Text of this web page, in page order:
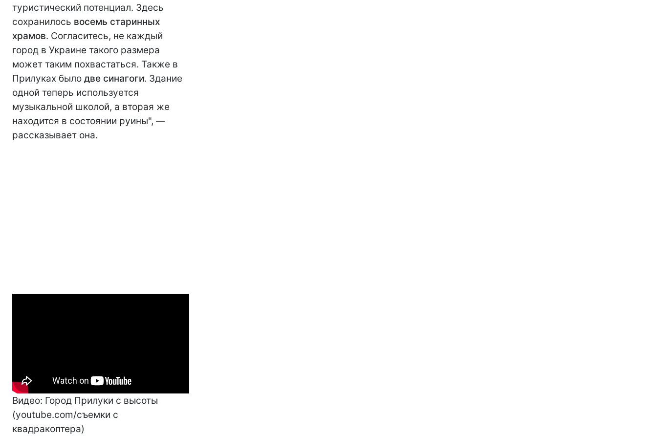
туристический потенциал. Здесь
сохранилось восемь старинных
храмов. Согласитесь, не каждый
город в Украине такого размера
может таким похвастаться. Также в
Прилуках было две синагоги. Здание
одной теперь используется
музыкальной школой, а вторая же
находится в состоянии руины", —
рассказывает она.
Видео: Город Прилуки с высоты
(youtube.com/съемки с
квадракоптера)